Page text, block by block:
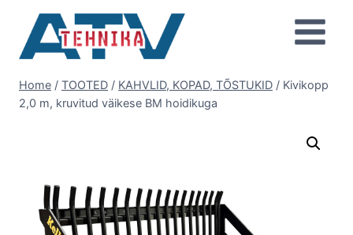
content
Home / TOOTED / KAHVLID, KOPAD, TÕSTUKID / Kivikopp
2,0 m, kruvitud väikese BM hoidikuga